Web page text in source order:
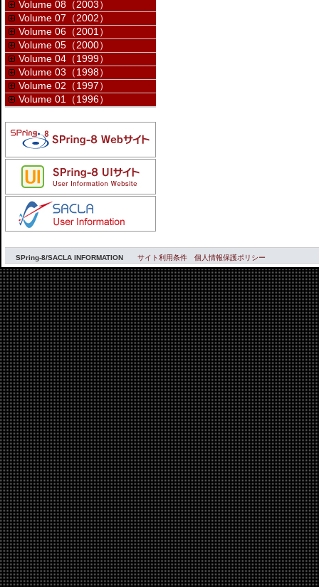
Volume 08（2003）
Volume 07（2002）
Volume 06（2001）
Volume 05（2000）
Volume 04（1999）
Volume 03（1998）
Volume 02（1997）
Volume 01（1996）
SPring-8/SACLA INFORMATION サイト利用条件 個人情報保護ポリシー